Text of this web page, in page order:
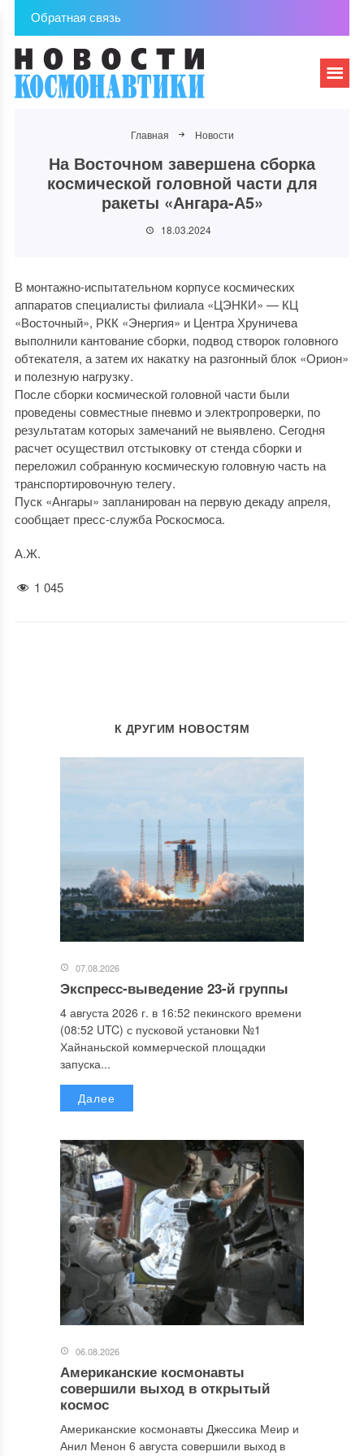
Обратная связь
Главная Новости
На Восточном завершена сборка
космической головной части для
ракеты «Ангара-А5»
18.03.2024
В монтажно-испытательном корпусе космических
аппаратов специалисты филиала «ЦЭНКИ» — КЦ
«Восточный», РКК «Энергия» и Центра Хруничева
выполнили кантование сборки, подвод створок головного
обтекателя, а затем их накатку на разгонный блок «Орион»
и полезную нагрузку.
После сборки космической головной части были
проведены совместные пневмо и электропроверки, по
результатам которых замечаний не выявлено. Сегодня
расчет осуществил отстыковку от стенда сборки и
переложил собранную космическую головную часть на
транспортировочную телегу.
Пуск «Ангары» запланирован на первую декаду апреля,
сообщает пресс-служба Роскосмоса.
А.Ж.
1 045
К ДРУГИМ НОВОСТЯМ
07.08.2026
Экспресс-выведение 23-й группы
4 августа 2026 г. в 16:52 пекинского времени
(08:52 UTC) с пусковой установки №1
Хайнаньской коммерческой площадки
запуска...
Далее
06.08.2026
Американские космонавты
совершили выход в открытый
космос
Американские космонавты Джессика Меир и
Анил Менон 6 августа совершили выход в